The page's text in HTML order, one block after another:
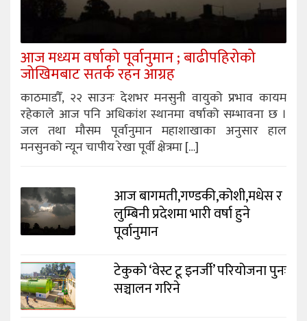
आज मध्यम वर्षाको पूर्वानुमान ; बाढीपहिरोको
जोखिमबाट सतर्क रहन आग्रह
काठमाडौँ, २२ साउनः देशभर मनसुनी वायुको प्रभाव कायम
रहेकाले आज पनि अधिकांश स्थानमा वर्षाको सम्भावना छ ।
जल तथा मौसम पूर्वानुमान महाशाखाका अनुसार हाल
मनसुनको न्यून चापीय रेखा पूर्वी क्षेत्रमा […]
आज बागमती,गण्डकी,कोशी,मधेस र
लुम्बिनी प्रदेशमा भारी वर्षा हुने
पूर्वानुमान
टेकुको ‘वेस्ट टू इनर्जी’ परियोजना पुनः
सञ्चालन गरिने